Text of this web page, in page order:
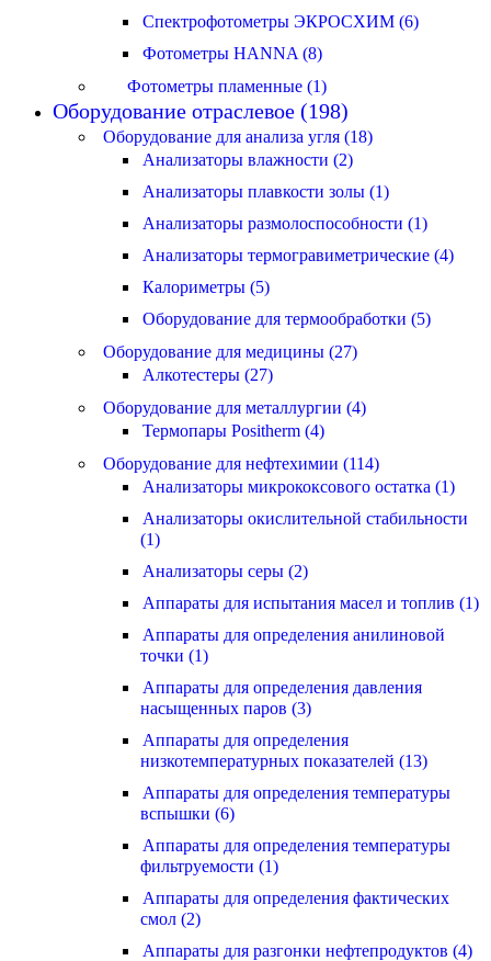
Спектрофотометры ЭКРОСХИМ (6)
Фотометры HANNA (8)
Фотометры пламенные (1)
Оборудование отраслевое (198)
Оборудование для анализа угля (18)
Анализаторы влажности (2)
Анализаторы плавкости золы (1)
Анализаторы размолоспособности (1)
Анализаторы термогравиметрические (4)
Калориметры (5)
Оборудование для термообработки (5)
Оборудование для медицины (27)
Алкотестеры (27)
Оборудование для металлургии (4)
Термопары Positherm (4)
Оборудование для нефтехимии (114)
Анализаторы микрококсового остатка (1)
Анализаторы окислительной стабильности
(1)
Анализаторы серы (2)
Аппараты для испытания масел и топлив (1)
Аппараты для определения анилиновой
точки (1)
Аппараты для определения давления
насыщенных паров (3)
Аппараты для определения
низкотемпературных показателей (13)
Аппараты для определения температуры
вспышки (6)
Аппараты для определения температуры
фильтруемости (1)
Аппараты для определения фактических
смол (2)
Аппараты для разгонки нефтепродуктов (4)